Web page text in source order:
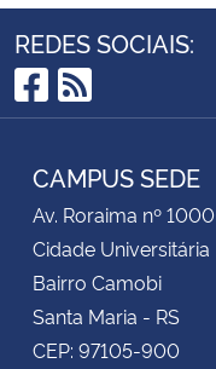
REDES SOCIAIS:
Facebook
RSS
CAMPUS SEDE
Av. Roraima nº 1000
Cidade Universitária
Bairro Camobi
Santa Maria - RS
CEP: 97105-900